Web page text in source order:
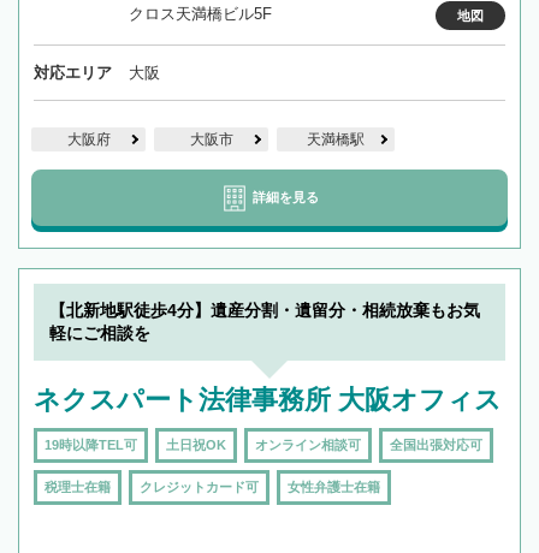
クロス天満橋ビル5F
地図
対応エリア 大阪
大阪府 大阪市 天満橋駅
詳細を見る
【北新地駅徒歩4分】遺産分割・遺留分・相続放棄もお気
軽にご相談を
ネクスパート法律事務所 大阪オフィス
19時以降TEL可 土日祝OK オンライン相談可 全国出張対応可
税理士在籍 クレジットカード可 女性弁護士在籍